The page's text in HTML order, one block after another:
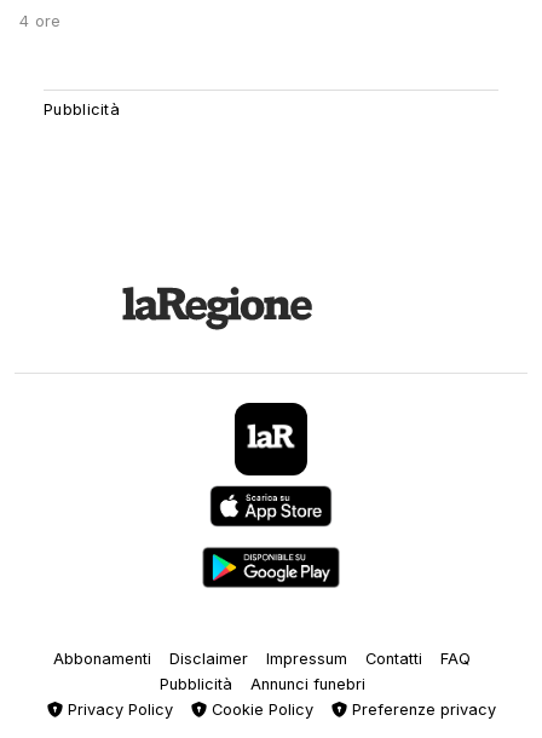
4 ore
Abbonamenti Disclaimer Impressum Contatti
FAQ
Pubblicità
Annunci funebri
Privacy Policy
Cookie Policy Preferenze privacy